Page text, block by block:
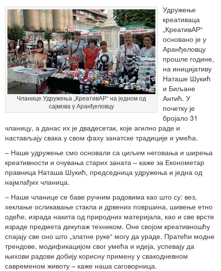
Чланице Удружења „КреативАР“ на једном од
сајмова у Аранђеловцу
Удружење
креативаца
„КреативАР“
основано је у
Аранђеловцу
прошле године,
на иницијативу
Наташе Шукић
и Биљане
Антић. У
почетку је
бројало 31
чланицу, а данас их је двадесетак, које агилно раде и
настављају свака у свом фаху занатске традиције и умећа.
– Наше удружење смо основали са циљем неговања и ширења
креативности и очувања старих заната – каже за Економетар
правница Наташа Шукић, председница удружења и једна од
најмлађих чланица.
– Наше чланице се баве ручним радовима као што су: вез,
хеклање осликавање стакла и дрвених површина, шивење етно
одеће, израда накита од природних материјала, као и све врсте
израде предмета декупаж техником. Оне својом креативношћу
спајају све оно што „златне руке“ могу да ураде. Пратећи модне
трендове, модификацијом свог умећа и идеја, успевају да
њихови радови добију корисну примену у свакодневном
савременом животу – каже наша саговорница.